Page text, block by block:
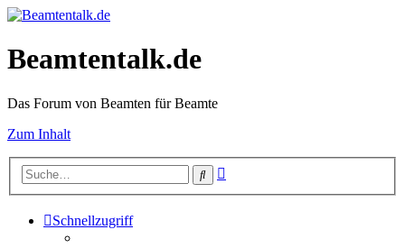
Beamtentalk.de
Das Forum von Beamten für Beamte
Zum Inhalt
Suche
Schnellzugriff